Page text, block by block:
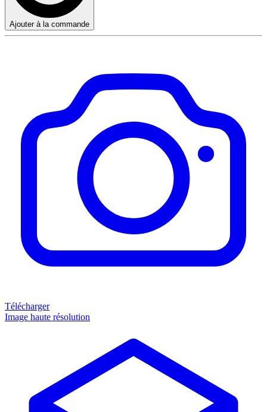
Ajouter à la commande
Télécharger
Image haute résolution